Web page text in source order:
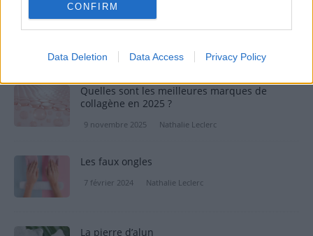
CONFIRM
Data Deletion Data Access Privacy Policy
Aloe Vera : Le trésor de la nature pour votre
beauté
26 août 2023 Nathalie Leclerc
Quelles sont les meilleures marques de
collagène en 2025 ?
9 novembre 2025 Nathalie Leclerc
Les faux ongles
7 février 2024 Nathalie Leclerc
La pierre d’alun